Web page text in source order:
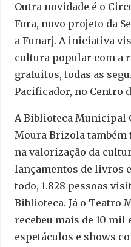
Outra novidade é o
Fora, novo projeto da
a Funarj. A iniciativa
cultura popular com a
gratuitos, todas as
Pacificador, no Centro
A Biblioteca Municipal
Moura Brizola também
na valorização da
lançamentos de livros
todo, 1.828 pessoas
Biblioteca. Já o Teatro
recebeu mais de 10 mil
espetáculos e shows